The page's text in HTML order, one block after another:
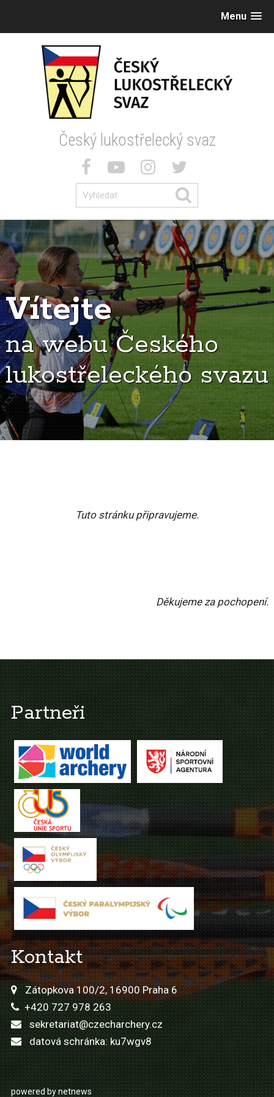
Menu
Český lukostřelecký svaz
Vítejte
na webu Českého
lukostřeleckého svazu
Tuto stránku připravujeme.
Děkujeme za pochopení.
Partneři
Kontakt
Zátopkova 100/2, 16900 Praha 6
+420 727 978 263
sekretariat@czecharchery.cz
datová schránka: ku7wgv8
powered by netnews